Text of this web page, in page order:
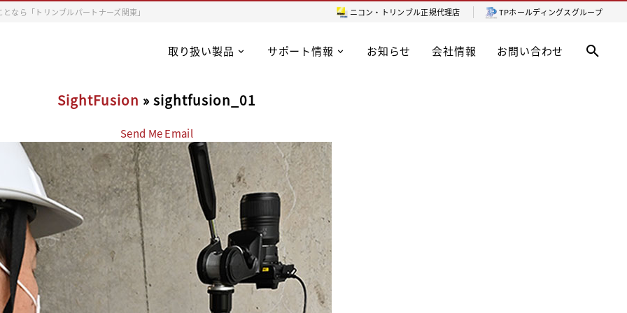
なら「トリンブルパートナーズ関東」 ニコン・トリンブル正規代理店 TPホールディングスグループ
取り扱い製品 サポート情報 お知らせ 会社情報 お問い合わせ
SightFusion » sightfusion_01
Send Me Email